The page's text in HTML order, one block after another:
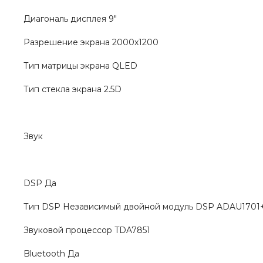
Диагональ дисплея 9"
Разрешение экрана 2000x1200
Тип матрицы экрана QLED
Тип стекла экрана 2.5D
Звук
DSP Да
Тип DSP Независимый двойной модуль DSP
Звуковой процессор TDA7851
Bluetooth Да